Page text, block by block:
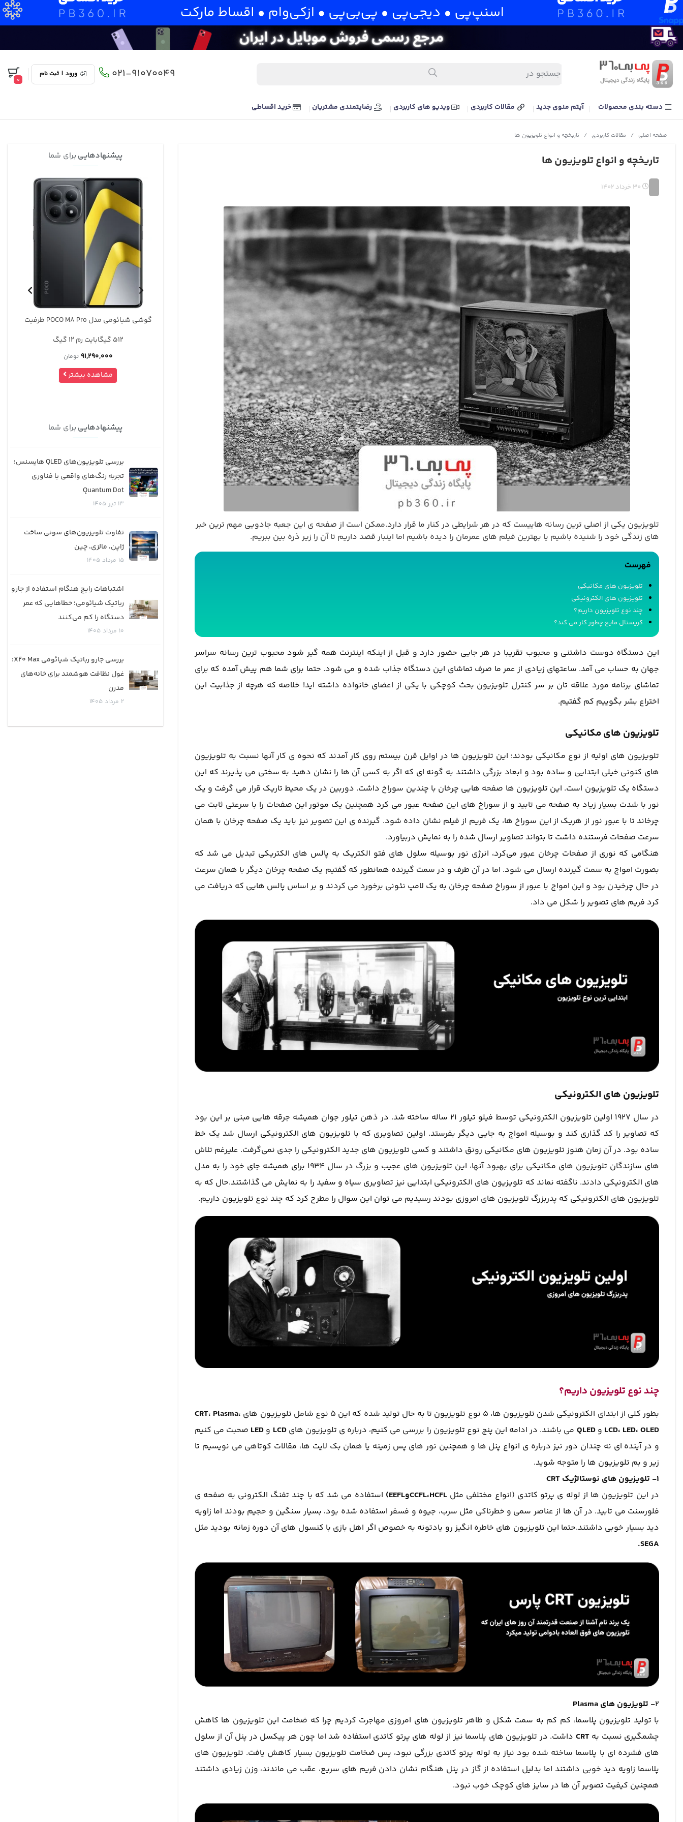
021-91070049 ورود | ثبت نام
0
دسته بندی محصولات آیتم منوی جدید مقالات کاربردی ویدیو های کاربردی رضایتمندی مشتریان خرید اقساطی
صفحه اصلی / مقالات کاربردی / تاریخچه و انواع تلویزیون ها
تاریخچه و انواع تلویزیون ها
تلویزیون یکی از اصلی ترین رسانه هاییست که در هر شرایطی در کنار ما قرار دارد.ممکن است از صفحه ی این جعبه جادویی مهم ترین خبر
های زندگی خود را شنیده باشیم یا بهترین فیلم های عمرمان را دیده باشیم اما اینبار قصد داریم تا آن را زیر ذره بین ببریم.
فهرست
تلویزیون های مکانیکی
تلویزیون های الکترونیکی
چند نوع تلویزیون داریم؟
کریستال مایع چطور کار می کند؟
این دستگاه دوست داشتنی و محبوب تقریبا در هر جایی حضور دارد و قبل از اینکه اینترنت همه گیر شود محبوب ترین رسانه سراسر
جهان به حساب می آمد. ساعتهای زیادی از عمر ما صرف تماشای این دستگاه جذاب شده و می شود. حتما برای شما هم پیش آمده که برای
تماشای برنامه مورد علاقه تان بر سر کنترل تلویزیون بحث کوچکی با یکی از اعضای خانواده داشته اید! خلاصه که هرچه از جذابیت این
اختراع بشر بگوییم کم گفتیم.
تلویزیون های مکانیکی
تلویزیون های اولیه از نوع مکانیکی بودند؛ این تلویزیون ها در اوایل قرن بیستم روی کار آمدند که نحوه ی کار آنها نسبت به تلویزیون
های کنونی خیلی ابتدایی و ساده بود و ابعاد بزرگی داشتند به گونه ای که اگر به کسی آن ها را نشان دهید به سختی می پذیرند که این
دستگاه یک تلویزیون است. این تلویزیون ها صفحه هایی چرخان با چندین سوراخ داشت. دوربین در یک محیط تاریک قرار می گرفت و یک
نور با شدت بسیار زیاد به صفحه می تابید و از سوراخ های این صفحه عبور می کرد همچنین یک موتور این صفحات را با سرعتی ثابت می
چرخاند تا با عبور نور از هریک از این سوراخ ها، یک فریم از فیلم نشان داده شود. گیرنده ی این تصویر نیز باید یک صفحه چرخان با همان
سرعت صفحات فرستنده داشت تا بتواند تصاویر ارسال شده را به نمایش دربیاورد.
هنگامی که نوری از صفحات چرخان عبور می‌کرد، انرژی نور بوسیله سلول های فتو الکتریک به پالس های الکتریکی تبدیل می شد که
بصورت امواج به سمت گیرنده ارسال می شود. اما در آن طرف و در سمت گیرنده همانطور که گفتیم یک صفحه چرخان دیگر با همان سرعت
در حال چرخیدن بود و این امواج با عبور از سوراخ صفحه چرخان به یک لامپ نئونی برخورد می کردند و بر اساس پالس هایی که دریافت می
کرد فریم های تصویر را شکل می داد.
تلویزیون های الکترونیکی
در سال 1927 اولین تلویزیون الکترونیکی توسط فیلو تیلور 21 ساله ساخته شد. در ذهن تیلور جوان همیشه جرقه هایی مبنی بر این بود
که تصاویر را کد گذاری کند و بوسیله امواج به جایی دیگر بفرستد. اولین تصاویری که با تلویزیون های الکترونیکی ارسال شد یک خط
ساده بود. در آن زمان هنوز تلویزیون های مکانیکی رونق داشتند و کسی تلویزیون های جدید الکترونیکی را جدی نمی‌گرفت. علیرغم تلاش
های سازندگان تلویزیون های مکانیکی برای بهبود آنها، این تلویزیون های عجیب و بزرگ در سال 1934 برای همیشه جای خود را به مدل
های الکترونیکی دادند. ناگفته نماند که تلویزیون های الکترونیکی ابتدایی نیز تصاویری سیاه و سفید را به نمایش می گذاشتند.حال که به
تلویزیون های الکترونیکی که پدربزرگ تلویزیون های امروزی بودند رسیدیم می توان این سوال را مطرح کرد که چند نوع تلویزیون داریم.
چند نوع تلویزیون داریم؟
بطور کلی از ابتدای الکترونیکی شدن تلویزیون ها، 5 نوع تلویزیون تا به حال تولید شده که این 5 نوع شامل تلویزیون های
CRT، Plasma،
LCD، LED، OLED وQLED می باشند. در ادامه این پنج نوع تلویزیون را بررسی می کنیم، درباره ی تلویزیون هایLCD و LED صحبت می کنیم
و در آینده ای نه چندان دور نیز درباره ی انواع پنل ها و همچنین نور های پس زمینه یا همان بک لایت ها، مقالات کوتاهی می نویسیم تا
زیر و بم تلویزیون ها را متوجه شوید.
1- تلویزیون های نوستالژیک CRT
در این تلویزیون ها از لوله ی پرتو کاتدی (انواع مختلفی مثلCCFL،HCFLوEEFL)
استفاده می شد که با چند تفنگ الکترونی به صفحه ی
فلورسنت می تابید. در آن ها از عناصر سمی و خطرناکی مثل سرب، جیوه و فسفر استفاده شده بود، بسیار سنگین و حجیم بودند اما زاویه
دید بسیار خوبی داشتند.حتما این تلویزیون های خاطره انگیز رو یادتونه به خصوص اگر اهل بازی با کنسول های آن دوره زمانه بودید مثل
SEGA.
2- تلویزیون های Plasma
با تولید تلویزیون پلاسما، کم کم به سمت شکل و ظاهر تلویزیون های امروزی مهاجرت کردیم چرا که ضخامت این تلویزیون ها کاهش
چشمگیری نسبت بهCRT داشت. در تلویزیون های پلاسما نیز از لوله های پرتو کاتدی استفاده شد اما چون هر پیکسل در پنل آن از سلول
های فشرده ای با پلاسما ساخته شده بود نیاز به لوله پرتو کاتدی بزرگی نبود، پس ضخامت تلویزیون بسیار کاهش یافت. تلویزیون های
پلاسما زاویه دید خوبی داشتند اما بدلیل استفاده از گاز در پنل هنگام نشان دادن فریم های سریع، عقب می ماندند، وزن زیادی داشتند
همچنین کیفیت تصویر آن ها در سایز های کوچک خوب نبود.
پیشنهادهایی برای شما
جارو برقی رباتیک شیائومی مدل Xiaomi
Robot Vacuum H50 Pro
4%
81,590,000 تومان
84,590,000
مشاهده بیشتر
512 گیگابایت رم 12 گیگ
91,290,000
مشاهده بیشتر
شارژر دیواری 45 وات سامسونگ 45W PD
Power Adapter Original (3-Pin, with
Cable)
2,950,000 تومان
پیشنهادهایی برای شما
بررسی تلویزیون‌های QLED هایسنس؛
تجربه رنگ‌های واقعی با فناوری
Quantum Dot
13 تیر 1405
تفاوت تلویزیون‌های سونی ساخت
ژاپن، مالزی، چین
15 مرداد 1405
اشتباهات رایج هنگام استفاده از جارو
رباتیک شیائومی؛ خطاهایی که عمر
دستگاه را کم می‌کنند
10 مرداد 1405
بررسی جارو رباتیک شیائومی X20 Max؛
غول نظافت هوشمند برای خانه‌های
مدرن
2 مرداد 1405